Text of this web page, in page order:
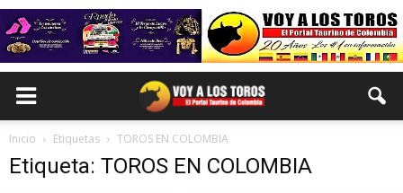
Inicio Etiquetas TOROS EN COLOMBIA
Etiqueta: TOROS EN COLOMBIA